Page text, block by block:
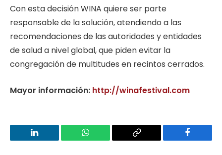
Con esta decisión WINA quiere ser parte
responsable de la solución, atendiendo a las
recomendaciones de las autoridades y entidades
de salud a nivel global, que piden evitar la
congregación de multitudes en recintos cerrados.
Mayor información: http://winafestival.com
LinkedIn WhatsApp
Copy
Facebook